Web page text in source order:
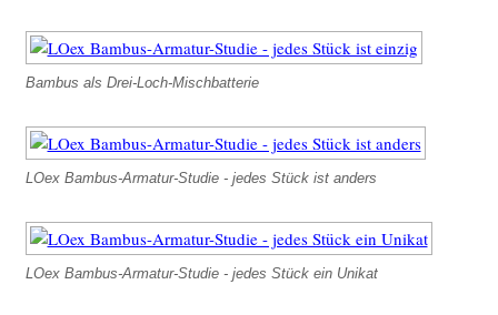
Bambus als Drei-Loch-Mischbatterie
LOex Bambus-Armatur-Studie - jedes Stück ist anders
LOex Bambus-Armatur-Studie - jedes Stück ein Unikat